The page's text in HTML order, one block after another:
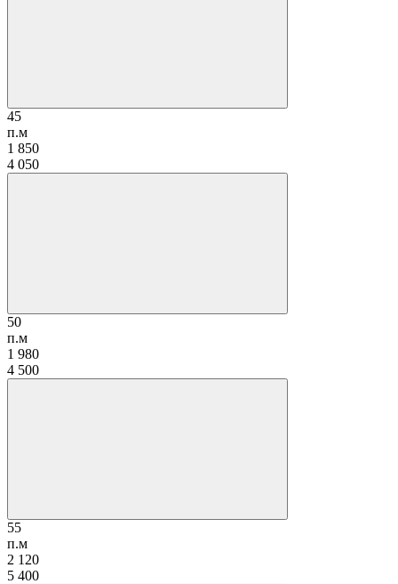
45
п.м
1 850
4 050
50
п.м
1 980
4 500
55
п.м
2 120
5 400